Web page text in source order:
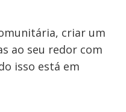
criar um
ao seu redor com
isso está em